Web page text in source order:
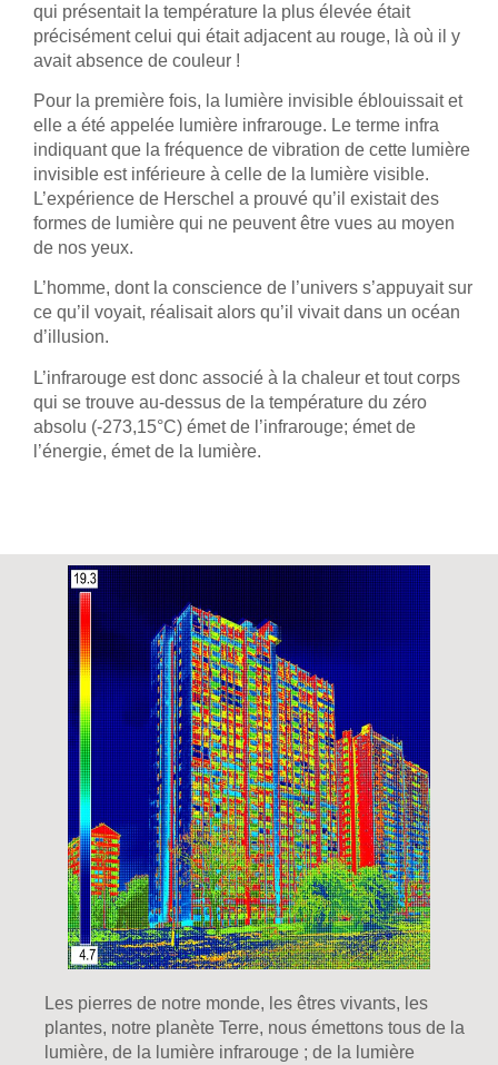
qui présentait la température la plus élevée était
précisément celui qui était adjacent au rouge, là où il y
avait absence de couleur !
Pour la première fois, la lumière invisible éblouissait et
elle a été appelée lumière infrarouge. Le terme infra
indiquant que la fréquence de vibration de cette lumière
invisible est inférieure à celle de la lumière visible.
L’expérience de Herschel a prouvé qu’il existait des
formes de lumière qui ne peuvent être vues au moyen
de nos yeux.
L’homme, dont la conscience de l’univers s’appuyait sur
ce qu’il voyait, réalisait alors qu’il vivait dans un océan
d’illusion.
L’infrarouge est donc associé à la chaleur et tout corps
qui se trouve au-dessus de la température du zéro
absolu (-273,15°C) émet de l’infrarouge; émet de
l’énergie, émet de la lumière.
Les pierres de notre monde, les êtres vivants, les
plantes, notre planète Terre, nous émettons tous de la
lumière, de la lumière infrarouge ; de la lumière